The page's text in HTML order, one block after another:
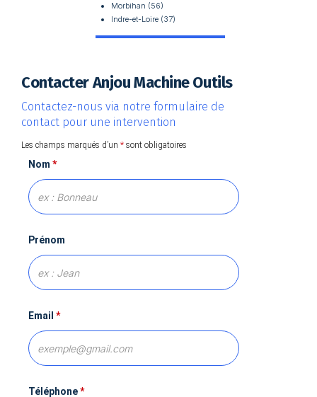
Morbihan (56)
Indre-et-Loire (37)
Contacter Anjou Machine Outils
Contactez-nous via notre formulaire de
contact pour une intervention
Les champs marqués d’un * sont obligatoires
Nom *
Prénom
Email *
Téléphone*